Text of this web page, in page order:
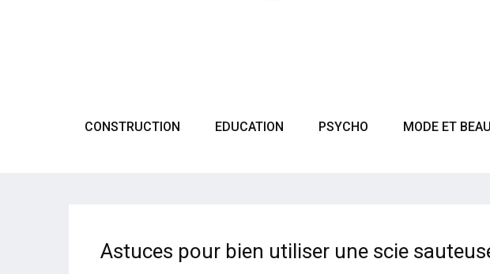
CONSTRUCTION EDUCATION PSYCHO MODE ET
Astuces pour bien utiliser une scie